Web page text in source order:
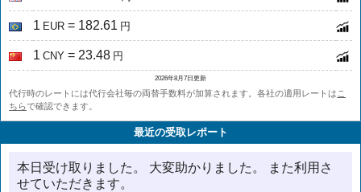
1 EUR = 182.61 円
1 CNY = 23.48 円
2026年8月7日更新
代行時のレートには代行会社毎の両替手数料が加算されます。各社の適用レートはこ
ちらで確認できます。
最近の受取レポート
本日受け取りました。 大変助かりました。 また利用さ
せていただきます。